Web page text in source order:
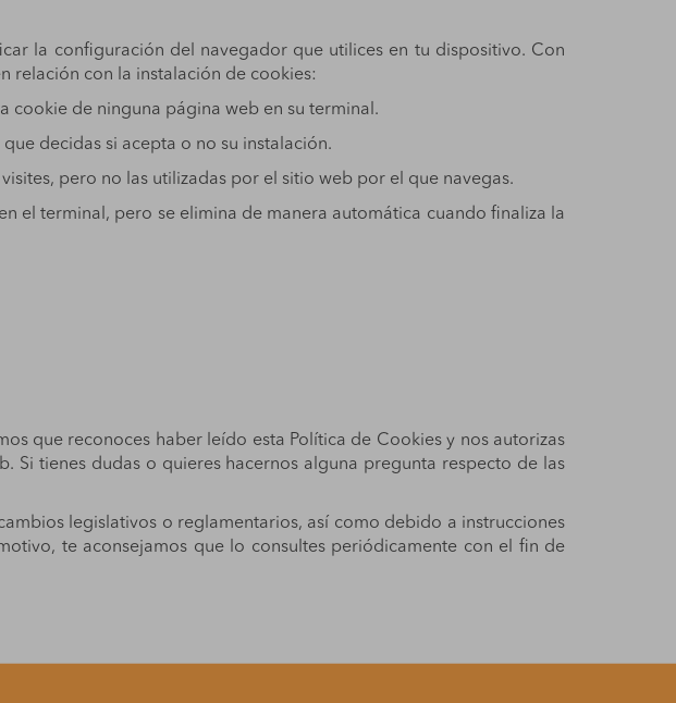
la configuración del navegador que utilices en tu dispositivo. Con
relación con la instalación de cookies:
cookie de ninguna página web en su terminal.
decidas si acepta o no su instalación.
pero no las utilizadas por el sitio web por el que navegas.
el terminal, pero se elimina de manera automática cuando finaliza la
que reconoces haber leído esta Política de Cookies y nos autorizas
Si tienes dudas o quieres hacernos alguna pregunta respecto de las
legislativos o reglamentarios, así como debido a instrucciones
te aconsejamos que lo consultes periódicamente con el fin de